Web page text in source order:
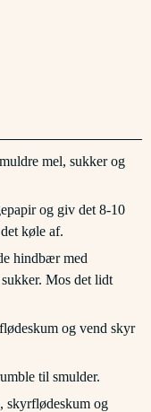
mel, sukker og
og giv det 8-10
køle af.
hindbær med
Mos det lidt
og vend skyr
til smulder.
og